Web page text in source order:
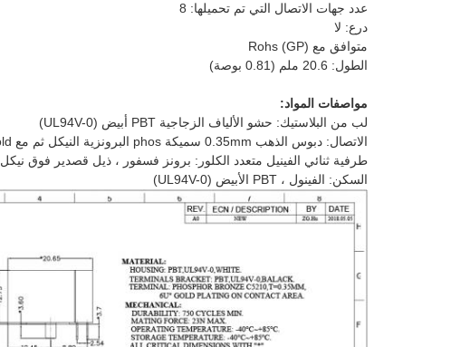
عدد جهات الاتصال التي تم تحميلها: 8
درع: لا
متوافق مع Rohs (GP)
الطول: 20.6 ملم (0.81 بوصة)
مواصفات المواد:
لب من البلاستيك: حشو الألياف الزجاجية PBT أبيض (UL94V-0)
الاتصال: دبوس الذهب 0.35mm سميكة phos البرونزية النيكل ثم مع 6u'gold
طرفية ثنائي الفينيل متعدد الكلور: برونز فسفور ، ذيل قصدير فوق نيكل
السكن: الفينول ، PBT الأبيض (UL94V-0)